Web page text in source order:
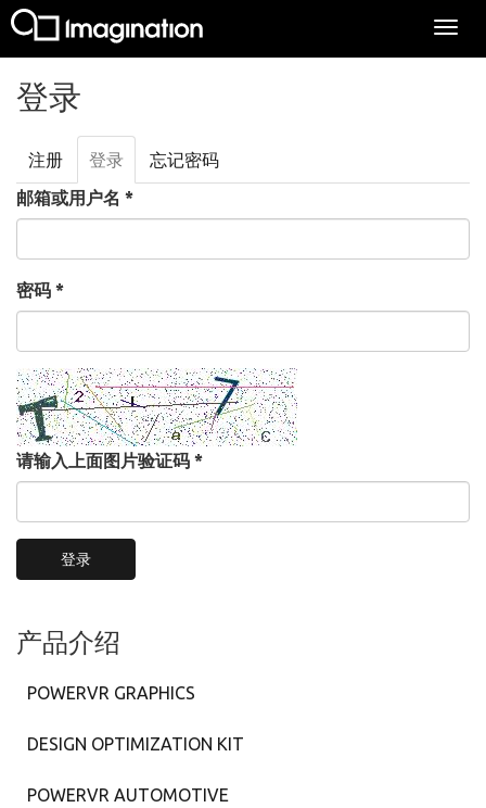
登录
主标签
注册 登录 （活
动标
忘记密码
邮箱或用户名 *
密码 *
请输入上面图片验证码 *
登录
产品介绍
POWERVR GRAPHICS
DESIGN OPTIMIZATION KIT
POWERVR AUTOMOTIVE